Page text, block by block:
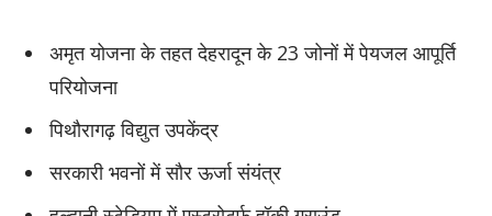
अमृत योजना के तहत देहरादून के 23 जोनों में पेयजल आपूर्ति
परियोजना
पिथौरागढ़ विद्युत उपकेंद्र
सरकारी भवनों में सौर ऊर्जा संयंत्र